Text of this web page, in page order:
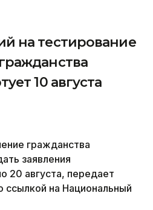
на тестирование
10 августа
гражданства
заявления
20 августа, передает
ссылкой на Национальный